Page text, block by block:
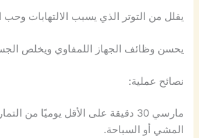
يقلل من التوتر الذي يسبب الالتهابات
يحسن وظائف الجهاز اللمفاوي ويخلص
نصائح عملية:
مارسي 30 دقيقة على الأقل يوميًا من
المشي أو السباحة.